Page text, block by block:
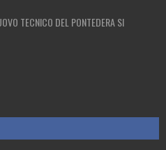
TECNICO DEL PONTEDERA SI